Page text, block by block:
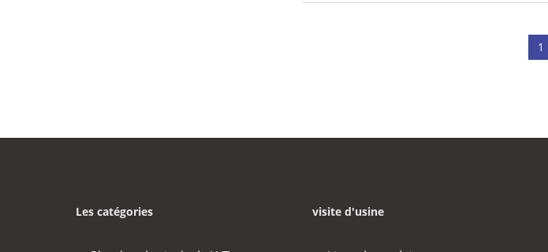
1
Les catégories visite d'usine